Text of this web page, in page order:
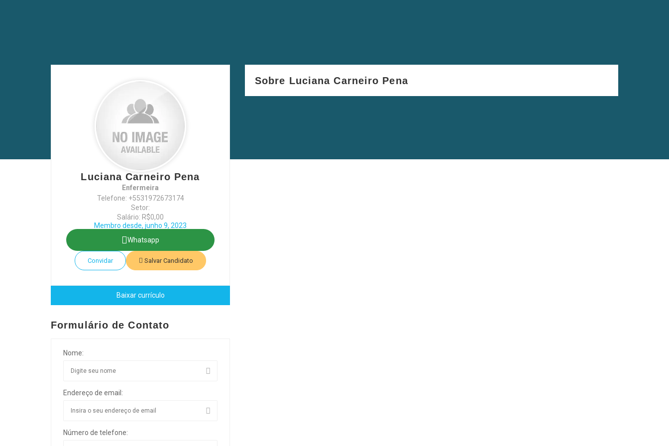
Luciana Carneiro Pena
Enfermeira
Telefone: +5531972673174
Setor:
Salário: R$0,00
Membro desde, junho 9, 2023
Whatsapp
Convidar Salvar Candidato
Baixar currículo
Formulário de Contato
Nome:
Endereço de email:
Número de telefone:
Sobre Luciana Carneiro Pena